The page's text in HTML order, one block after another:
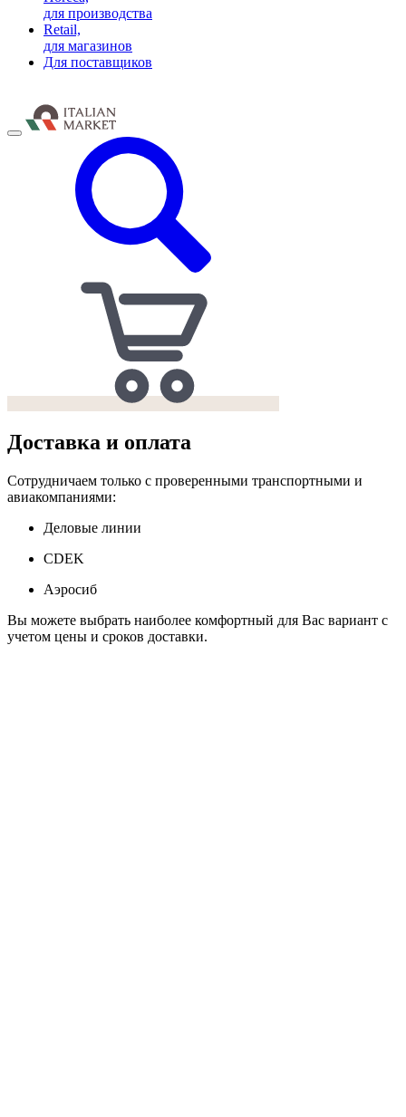
для производства
Retail,
для магазинов
Для поставщиков
Доставка и оплата
Сотрудничаем только с проверенными транспортными и
авиакомпаниями:
Деловые линии
CDEK
Аэросиб
Вы можете выбрать наиболее комфортный для Вас вариант с
учетом цены и сроков доставки.